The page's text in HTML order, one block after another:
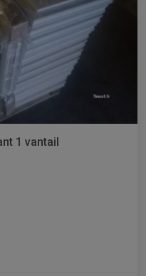
1 vantail